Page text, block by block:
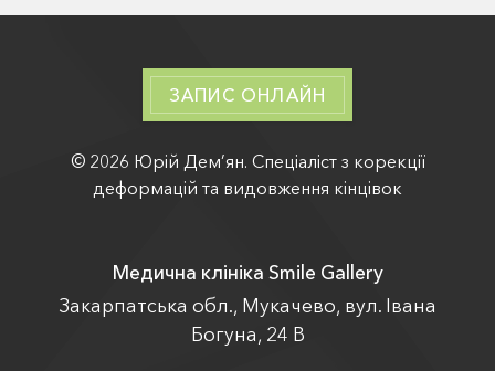
ЗАПИС ОНЛАЙН
© 2026 Юрій Дем’ян. Спеціаліст з корекції
деформацій та видовження кінцівок
Медична клініка Smile Gallery
Закарпатська обл., Мукачево, вул. Івана
Богуна, 24 В